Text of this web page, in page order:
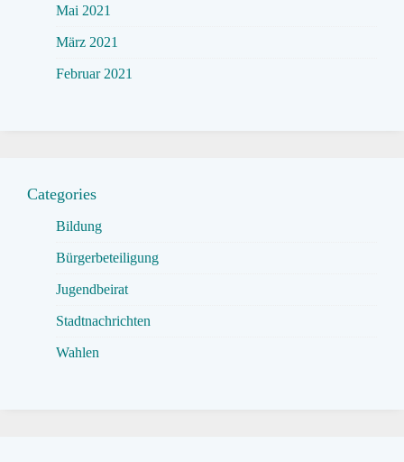
Mai 2021
März 2021
Februar 2021
Categories
Bildung
Bürgerbeteiligung
Jugendbeirat
Stadtnachrichten
Wahlen